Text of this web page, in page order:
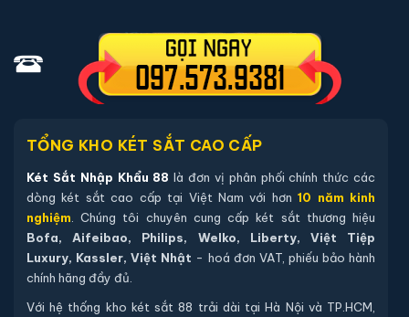
trước với chúng tôi để kiểm tra mẫu sản phẩm của
quý khách hàng còn hàng tại hệ thống kho không, nếu
còn hàng chúng tôi sẽ báo lại để quý khách hàng có
thể qua xem trực tiếp, trường hợp không có két sắt
nhập khẩu 88 sẽ báo lại và chuyển kho còn sản phẩm
tới quý khách
Sản phẩm cùng dòng Két sắt Liberty
Khám phá thêm các mẫu thuộc dòng Két sắt Liberty
để tiện
so sánh kích thước, công nghệ khoá và mức giá trước khi đặt
TỔNG KHO KÉT SẮT CAO CẤP
Két Sắt Nhập Khẩu 88 là đơn vị phân phối chính thức các
dòng két sắt cao cấp tại Việt Nam với hơn10 năm kinh
nghiệm . Chúng tôi chuyên cung cấp két sắt thương hiệu
Bofa, Aifeibao, Philips, Welko, Liberty, Việt Tiệp
Luxury, Kassler, Việt Nhật - hoá đơn VAT, phiếu bảo hành
chính hãng đầy đủ.
Với hệ thống kho két sắt 88 trải dài tại Hà Nội và TP.HCM,